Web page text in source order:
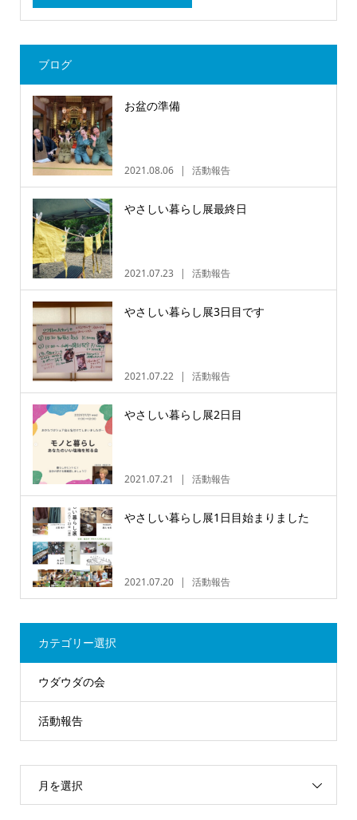
ブログ
お盆の準備
2021.08.06 活動報告
やさしい暮らし展最終日
2021.07.23 活動報告
やさしい暮らし展3日目です
2021.07.22 活動報告
やさしい暮らし展2日目
2021.07.21 活動報告
やさしい暮らし展1日目始まりました
2021.07.20 活動報告
カテゴリー選択
ウダウダの会
活動報告
月を選択